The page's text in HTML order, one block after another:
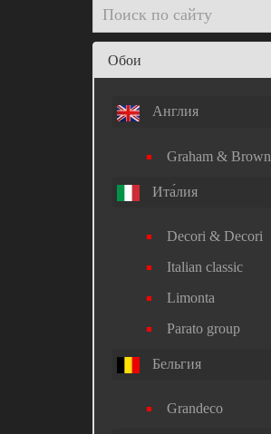
Обои
Англия
Graham & Brown
Ита́лия
Decori & Decori
Italian classic
Limonta
Parato group
Бельгия
Grandeco